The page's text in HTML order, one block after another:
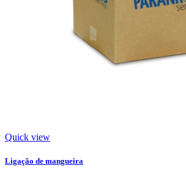
Quick view
Ligação de mangueira